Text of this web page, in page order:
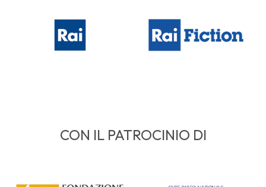
CON IL PATROCINIO DI